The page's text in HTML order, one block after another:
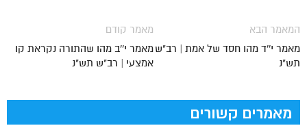
מאמר קודם
מאמר י''ב מהו שהתורה נקראת קו
אמצעי | רב"ש תש"נ
המאמר הבא
מאמר י''ד מהו חסד של אמת | רב"ש
תש"נ
מאמרים קשורים